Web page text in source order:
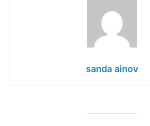
sanda ainov